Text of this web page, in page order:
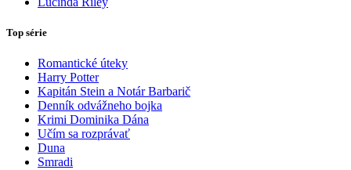
Top série
Romantické úteky
Harry Potter
Kapitán Stein a Notár Barbarič
Denník odvážneho bojka
Krimi Dominika Dána
Učím sa rozprávať
Duna
Smradi